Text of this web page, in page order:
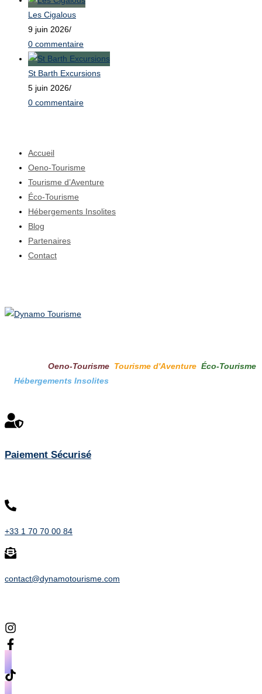
Les Cigalous
9 juin 2026/
0 commentaire
St Barth Excursions
5 juin 2026/
0 commentaire
Accueil
Oeno-Tourisme
Tourisme d’Aventure
Éco-Tourisme
Hébergements Insolites
Blog
Partenaires
Contact
Oeno-Tourisme Tourisme d'Aventure Éco-Tourisme
Hébergements Insolites
Paiement Sécurisé
+33 1 70 70 00 84
contact@dynamotourisme.com